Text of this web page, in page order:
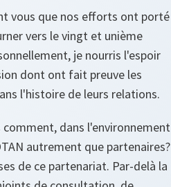
vous que nos efforts ont porté
vers le vingt et unième
je nourris l'espoir
dont ont fait preuve les
l'histoire de leurs relations.
comment, dans l'environnement
autrement que partenaires?
de ce partenariat. Par-delà la